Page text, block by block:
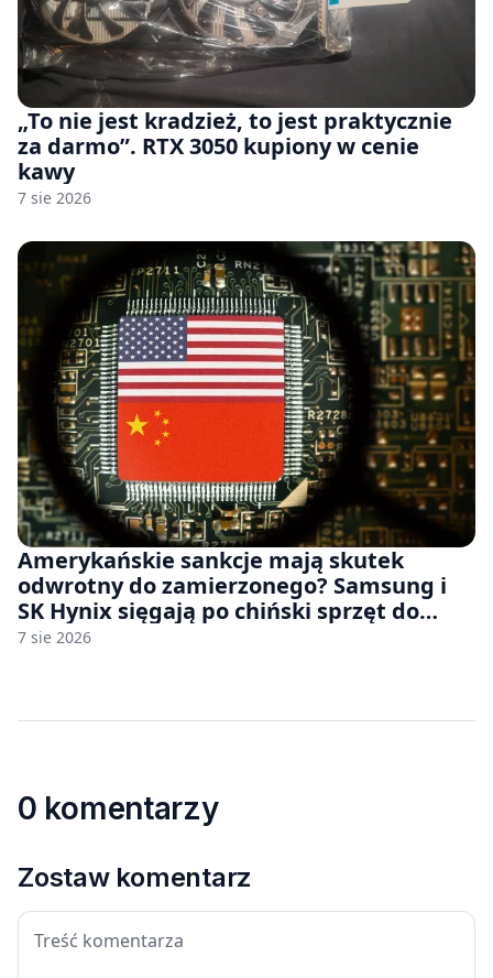
„To nie jest kradzież, to jest praktycznie
za darmo”. RTX 3050 kupiony w cenie
kawy
7 sie 2026
Amerykańskie sankcje mają skutek
odwrotny do zamierzonego? Samsung i
SK Hynix sięgają po chiński sprzęt do
fabryk chipów
7 sie 2026
0 komentarzy
Zostaw komentarz